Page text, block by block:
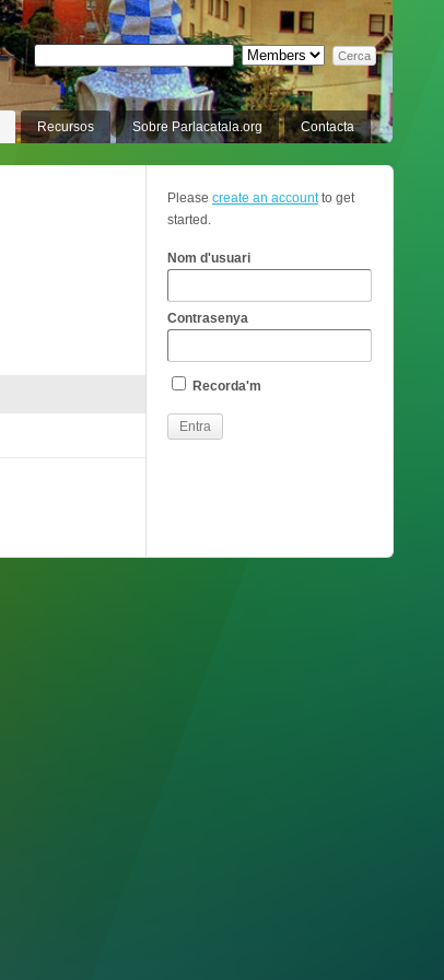
Recursos Sobre Parlacatala.org Contacta
Please create an accountto get
started.
Nom d'usuari
Contrasenya
Recorda'm